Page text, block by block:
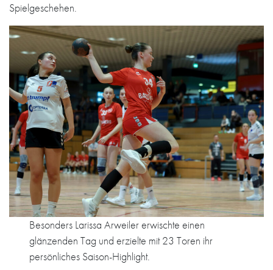
Spielgeschehen.
Besonders Larissa Arweiler erwischte einen
glänzenden Tag und erzielte mit 23 Toren ihr
persönliches Saison-Highlight.